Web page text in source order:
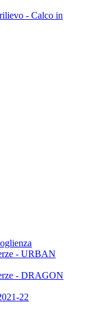
- Calco in
- URBAN
- DRAGON
22